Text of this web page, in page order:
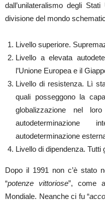
dall’unilateralismo degli
divisione del mondo
Livello superiore.
Livello a elevata
l’Unione Europea e il
Livello di resistenza. Lì
quali posseggono la
globalizzazione nel
autodeterminazione
Livello di dipendenza. Tutti
Dopo il 1991 non c’è stato
“potenze vittoriose”, come
Mondiale. Neanche ci fu “